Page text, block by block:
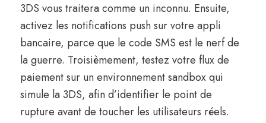
3DS vous traitera comme un inconnu. Ensuite,
activez les notifications push sur votre appli
bancaire, parce que le code SMS est le nerf de
la guerre. Troisièmement, testez votre flux de
paiement sur un environnement sandbox qui
simule la 3DS, afin d’identifier le point de
rupture avant de toucher les utilisateurs réels.